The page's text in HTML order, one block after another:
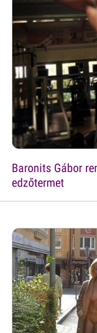
Baronits Gábor
edzőtermet